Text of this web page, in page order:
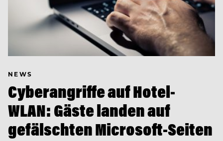
NEWS
Cyberangriffe auf Hotel-
WLAN: Gäste landen auf
gefälschten Microsoft-Seiten